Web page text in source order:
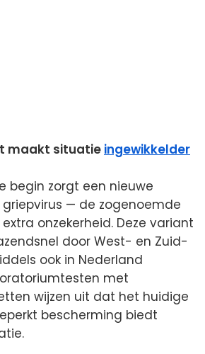
maakt situatie ingewikkelder
begin zorgt een nieuwe
— de zogenoemde
onzekerheid. Deze variant
door West- en Zuid-
ook in Nederland
met
wijzen uit dat het huidige
bescherming biedt